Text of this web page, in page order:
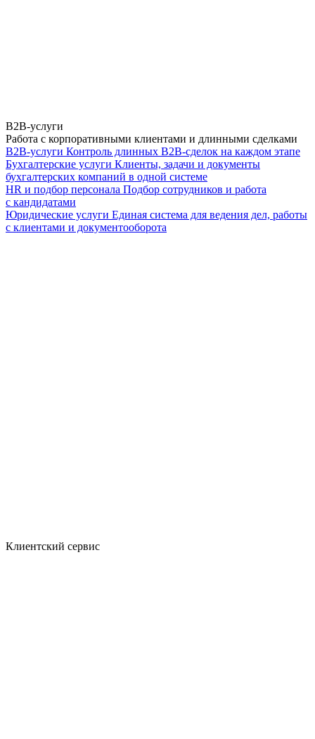
B2B-услуги
Работа с корпоративными клиентами и длинными сделками
B2B-услуги Контроль длинных B2B-сделок на каждом этапе
Бухгалтерские услуги Клиенты, задачи и документы
бухгалтерских компаний в одной системе
HR и подбор персонала Подбор сотрудников и работа
с кандидатами
Юридические услуги Единая система для ведения дел, работы
с клиентами и документооборота
Клиентский сервис